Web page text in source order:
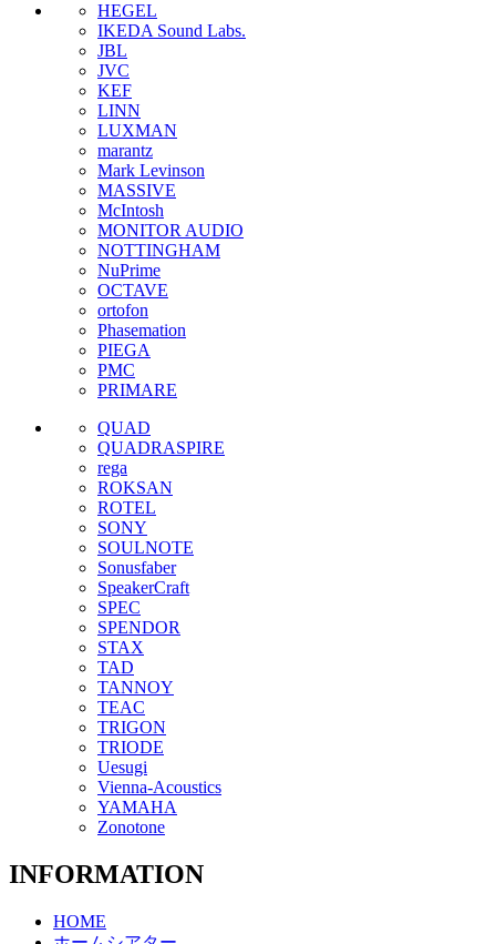
HEGEL
IKEDA Sound Labs.
JBL
JVC
KEF
LINN
LUXMAN
marantz
Mark Levinson
MASSIVE
McIntosh
MONITOR AUDIO
NOTTINGHAM
NuPrime
OCTAVE
ortofon
Phasemation
PIEGA
PMC
PRIMARE
QUAD
QUADRASPIRE
rega
ROKSAN
ROTEL
SONY
SOULNOTE
Sonusfaber
SpeakerCraft
SPEC
SPENDOR
STAX
TAD
TANNOY
TEAC
TRIGON
TRIODE
Uesugi
Vienna-Acoustics
YAMAHA
Zonotone
INFORMATION
HOME